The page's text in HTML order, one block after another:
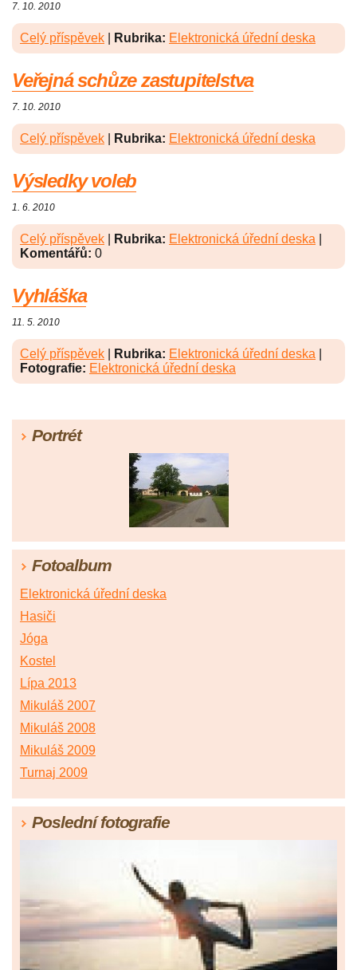
7. 10. 2010
Celý příspěvek Rubrika: Elektronická úřední deska
Veřejná schůze zastupitelstva
7. 10. 2010
Celý příspěvek Rubrika: Elektronická úřední deska
Výsledky voleb
1. 6. 2010
Celý příspěvek Rubrika: Elektronická úřední deska
Komentářů: 0
Vyhláška
11. 5. 2010
Celý příspěvek Rubrika: Elektronická úřední deska
Fotografie: Elektronická úřední deska
Portrét
Fotoalbum
Elektronická úřední deska
Hasiči
Jóga
Kostel
Lípa 2013
Mikuláš 2007
Mikuláš 2008
Mikuláš 2009
Turnaj 2009
Poslední fotografie